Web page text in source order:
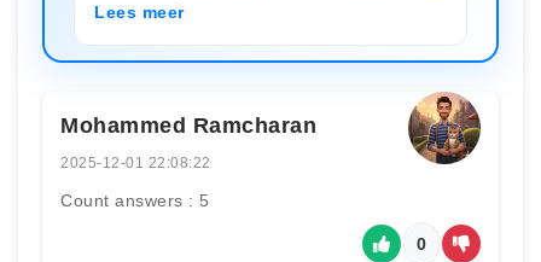
Lees meer
Mohammed Ramcharan
2025-12-01 22:08:22
Count answers : 5
0